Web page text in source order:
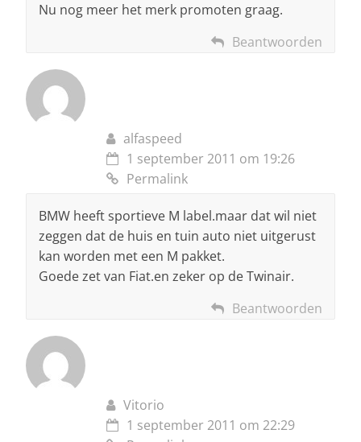
Nu nog meer het merk promoten graag.
Beantwoorden
alfaspeed
1 september 2011 om 19:26
Permalink
BMW heeft sportieve M label.maar dat wil niet
zeggen dat de huis en tuin auto niet uitgerust
kan worden met een M pakket.
Goede zet van Fiat.en zeker op de Twinair.
Beantwoorden
Vitorio
1 september 2011 om 22:29